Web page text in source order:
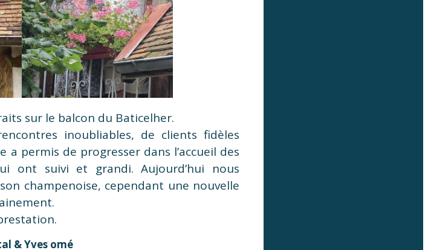
sur le balcon du Baticelher.
inoubliables, de clients fidèles
a permis de progresser dans l’accueil des
ont suivi et grandi. Aujourd’hui nous
champenoise, cependant une nouvelle
& Yves omé